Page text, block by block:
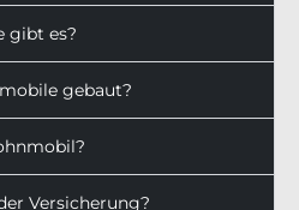
gibt es?
gebaut?
Versicherung?